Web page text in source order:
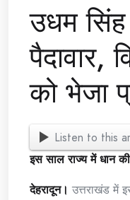
उधम सिंह
पैदावार,
को भेजा
Listen to this
इस साल राज्य में धान
देहरादून। उत्तराखंड में